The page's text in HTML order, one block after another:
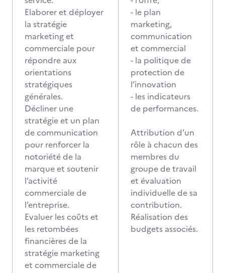
Elaborer et déployer
la stratégie
marketing et
commerciale pour
répondre aux
orientations
stratégiques
générales.
Décliner une
stratégie et un plan
de communication
pour renforcer la
notoriété de la
marque et soutenir
l’activité
commerciale de
l’entreprise.
Evaluer les coûts et
les retombées
financières de la
stratégie marketing
et commerciale de
- le plan
marketing,
communication
et commercial
- la politique de
protection de
l’innovation
- les indicateurs
de performances.
Attribution d’un
rôle à chacun des
membres du
groupe de travail
et évaluation
individuelle de sa
contribution.
Réalisation des
budgets associés.